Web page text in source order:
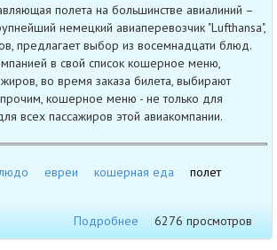
полета на большинстве авиалиний –
немецкий авиаперевозчик "Lufthansa",
предлагает выбор из восемнадцати блюд.
в свой список кошерное меню,
во время заказа билета, выбирают
кошерное меню - не только для
всех пассажиров этой авиакомпании.
евреи кошерная еда
полет
Подробнее
6276 просмотров